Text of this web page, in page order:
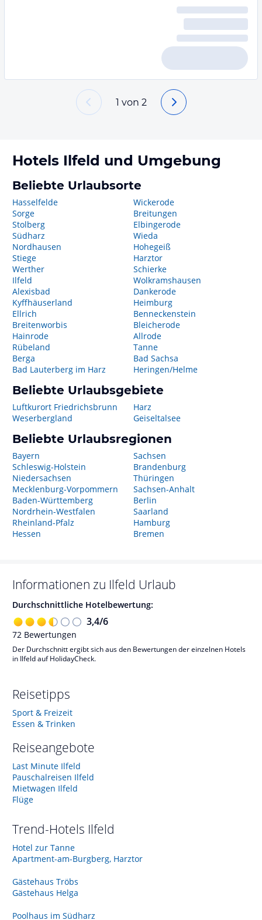
1 von 2
Hotels Ilfeld und Umgebung
Beliebte Urlaubsorte
Hasselfelde
Sorge
Stolberg
Südharz
Nordhausen
Stiege
Werther
Ilfeld
Alexisbad
Kyffhäuserland
Ellrich
Breitenworbis
Hainrode
Rübeland
Berga
Bad Lauterberg im Harz
Wickerode
Breitungen
Elbingerode
Wieda
Hohegeiß
Harztor
Schierke
Wolkramshausen
Dankerode
Heimburg
Benneckenstein
Bleicherode
Allrode
Tanne
Bad Sachsa
Heringen/Helme
Beliebte Urlaubsgebiete
Luftkurort Friedrichsbrunn
Weserbergland
Harz
Geiseltalsee
Beliebte Urlaubsregionen
Bayern
Schleswig-Holstein
Niedersachsen
Mecklenburg-Vorpommern
Baden-Württemberg
Nordrhein-Westfalen
Rheinland-Pfalz
Hessen
Sachsen
Brandenburg
Thüringen
Sachsen-Anhalt
Berlin
Saarland
Hamburg
Bremen
Informationen zu Ilfeld Urlaub
Durchschnittliche Hotelbewertung:
3,4/6
72 Bewertungen
Der Durchschnitt ergibt sich aus den Bewertungen der einzelnen Hotels
in Ilfeld auf HolidayCheck.
Reisetipps
Sport & Freizeit
Essen & Trinken
Reiseangebote
Last Minute Ilfeld
Pauschalreisen Ilfeld
Mietwagen Ilfeld
Flüge
Trend-Hotels Ilfeld
Hotel zur Tanne
Apartment-am-Burgberg, Harztor
Gästehaus Tröbs
Gästehaus Helga
Poolhaus im Südharz